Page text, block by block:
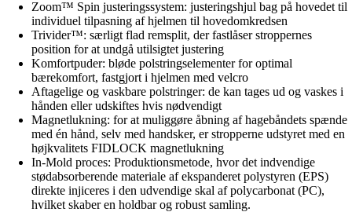
Zoom™ Spin justeringssystem: justeringshjul bag på hovedet til
individuel tilpasning af hjelmen til hovedomkredsen
Trivider™: særligt flad remsplit, der fastlåser stroppernes
position for at undgå utilsigtet justering
Komfortpuder: bløde polstringselementer for optimal
bærekomfort, fastgjort i hjelmen med velcro
Aftagelige og vaskbare polstringer: de kan tages ud og vaskes i
hånden eller udskiftes hvis nødvendigt
Magnetlukning: for at muliggøre åbning af hagebåndets spænde
med én hånd, selv med handsker, er stropperne udstyret med en
højkvalitets FIDLOCK magnetlukning
In-Mold proces: Produktionsmetode, hvor det indvendige
stødabsorberende materiale af ekspanderet polystyren (EPS)
direkte injiceres i den udvendige skal af polycarbonat (PC),
hvilket skaber en holdbar og robust samling.